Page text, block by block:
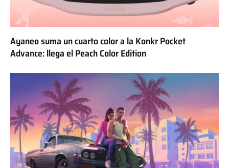
Ayaneo suma un cuarto color a la Konkr Pocket
Advance: llega el Peach Color Edition